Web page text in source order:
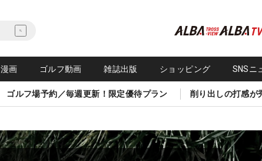
漫画 ゴルフ動画 雑誌出版 ショッピング SNSニ
ゴルフ場予約／毎週更新！限定優待プラン 削り出しの打感が